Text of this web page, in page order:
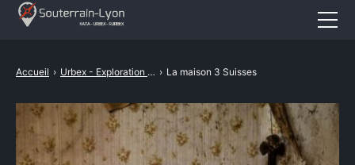
Accueil › Urbex - Exploration Urbaine › La maison 3 Suisses
Cataphile
Urbex